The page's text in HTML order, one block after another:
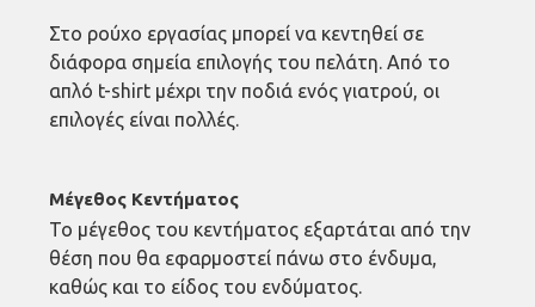
Στο ρούχο εργασίας μπορεί να κεντηθεί σε
διάφορα σημεία επιλογής του πελάτη. Από το
απλό t-shirt μέχρι την ποδιά ενός γιατρού, οι
επιλογές είναι πολλές.
Μέγεθος Κεντήματος
Το μέγεθος του κεντήματος εξαρτάται από την
θέση που θα εφαρμοστεί πάνω στο ένδυμα,
καθώς και το είδος του ενδύματος.